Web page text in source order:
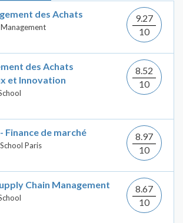
des Achats
9.27
10
des Achats
et Innovation
8.52
10
Finance de marché
Paris
8.97
10
Chain Management
8.67
10